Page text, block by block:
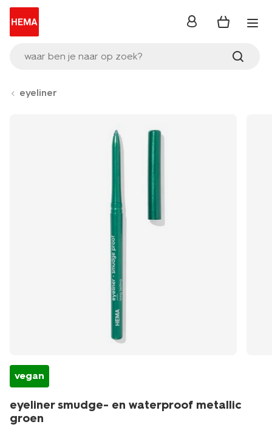
waar ben je naar op zoek?
inloggen
eyeliner
vegan
eyeliner smudge- en waterproof metallic
groen